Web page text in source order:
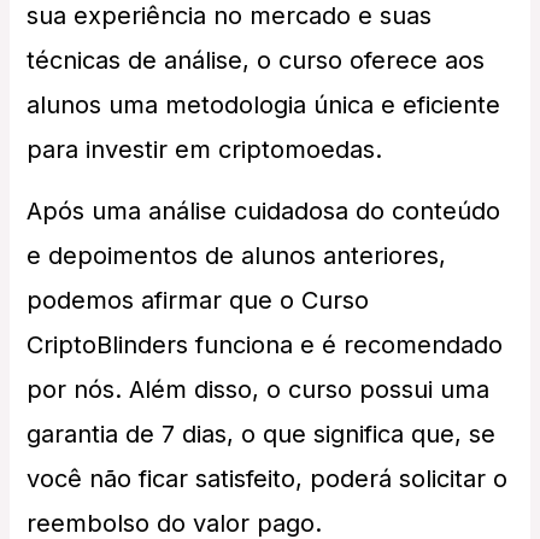
sua experiência no mercado e suas
técnicas de análise, o curso oferece aos
alunos uma metodologia única e eficiente
para investir em criptomoedas.
Após uma análise cuidadosa do conteúdo
e depoimentos de alunos anteriores,
podemos afirmar que o Curso
CriptoBlinders funciona e é recomendado
por nós. Além disso, o curso possui uma
garantia de 7 dias, o que significa que, se
você não ficar satisfeito, poderá solicitar o
reembolso do valor pago.